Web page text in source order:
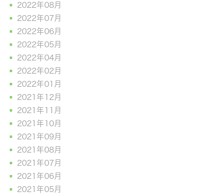
2022年08月
2022年07月
2022年06月
2022年05月
2022年04月
2022年02月
2022年01月
2021年12月
2021年11月
2021年10月
2021年09月
2021年08月
2021年07月
2021年06月
2021年05月